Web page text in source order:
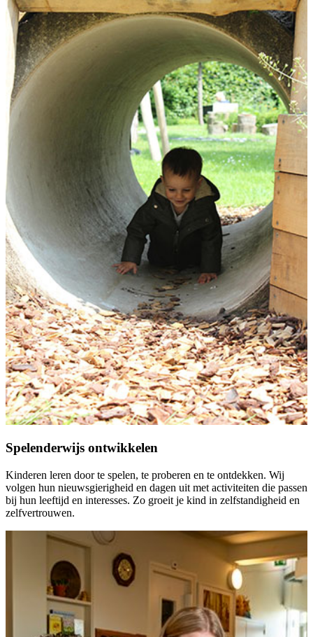
Spelenderwijs ontwikkelen
Kinderen leren door te spelen, te proberen en te ontdekken. Wij
volgen hun nieuwsgierigheid en dagen uit met activiteiten die passen
bij hun leeftijd en interesses. Zo groeit je kind in zelfstandigheid en
zelfvertrouwen.